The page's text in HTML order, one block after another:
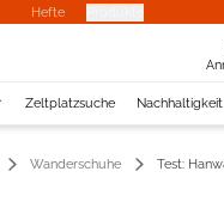
Hefte
Zeltplatzsuche Nachhaltigkeit
Wanderschuhe Test: